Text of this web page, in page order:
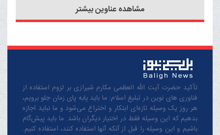
مشاهده عناوین بیشتر
تأکید حضرت آیت الله العظمی مکارم شیرازی بر لزوم استفاده از
فناوری های نوین در تبلیغ اسلام: ما باید پابه پای زمان جلو برویم،
هر روز یک وسیله تازه‌ای ابتکار و اختراع می‌شود و ما نباید اجازه
بدهیم که این وسیله فقط در اختیار دیگران باشد. ما باید پیش‌گام
باشیم و این وسیله را قبل از آنکه آنها استفاده کنند، استفاده کنیم.